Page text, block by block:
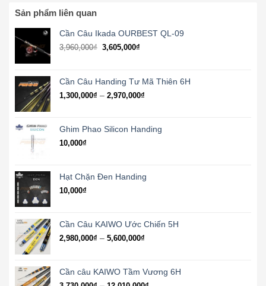
Sản phẩm liên quan
Cần Câu Ikada OURBEST QL-09
3,960,000₫ 3,605,000₫
Cần Câu Handing Tư Mã Thiên 6H
1,300,000₫ – 2,970,000₫
1,300,000₫
Ghim Phao Silicon Handing
10,000₫
Hạt Chặn Đen Handing
10,000₫
Cần Câu KAIWO Ước Chiến 5H
2,980,000₫ – 5,600,000₫
2,980,000₫
Cần câu KAIWO Tầm Vương 6H